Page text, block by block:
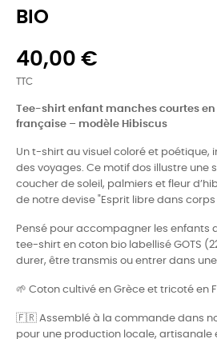
BIO
40,00 €
TTC
Tee-shirt enfant manches courtes
française – modèle Hibiscus
Un t-shirt au visuel coloré et poétique,
des voyages. Ce motif dos illustre une
coucher de soleil, palmiers et fleur
de notre devise "Esprit libre dans corps
Pensé pour accompagner les enfants
tee-shirt en coton bio labellisé GOTS
durer, être transmis ou entrer dans
🌱 Coton cultivé en Grèce et tricoté en
🇫🇷 Assemblé à la commande dans
pour une production locale, artisanale